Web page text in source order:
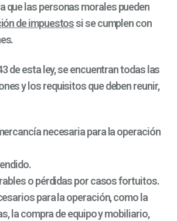
que las personas morales pueden
de impuestossi se cumplen con
de esta ley, se encuentran todas las
y los requisitos que deben reunir,
necesaria para la operación
o pérdidas por casos fortuitos.
para la operación, como la
la compra de equipo y mobiliario,